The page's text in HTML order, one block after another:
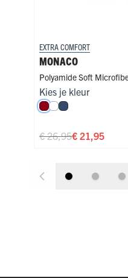
EXTRA COMFORT
MONACO
Polyamide Soft
Kies je kleur
Donkerrood
WitDonkerblauw
€ 21,95
€ 26,95